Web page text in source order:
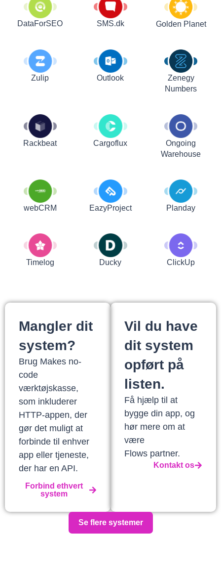
DataForSEO SMS.dk Golden Planet
Zulip Outlook
Zenegy
Numbers
Rackbeat Cargoflux
Ongoing
Warehouse
webCRM EazyProject Planday
Timelog Ducky ClickUp
Mangler dit
system?
Brug Makes no-
code
værktøjskasse,
som inkluderer
HTTP-appen, der
gør det muligt at
forbinde til enhver
app eller tjeneste,
der har en API.
Forbind ethvert
system
Vil du have
dit system
opført på
listen.
Få hjælp til at
bygge din app, og
hør mere om at
være
Flows partner.
Kontakt os
Se flere systemer